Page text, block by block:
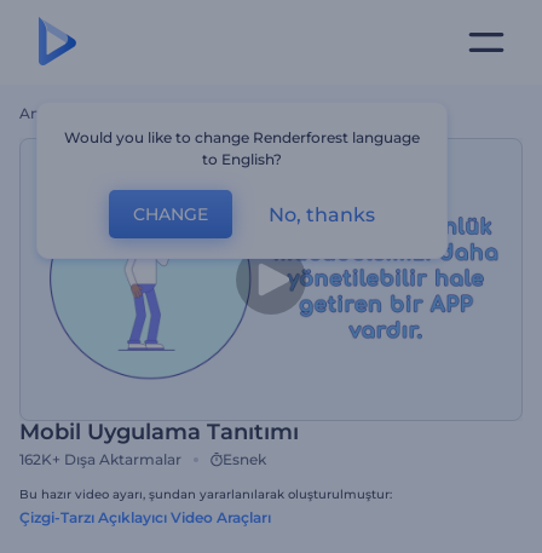
Ana Sayfa
Mobil Uygulama Tanıtımı
162K+ Dışa Aktarmalar Esnek
Bu hazır video ayarı, şundan yararlanılarak oluşturulmuştur:
Çizgi-Tarzı Açıklayıcı Video Araçları
Would you like to change Renderforest language
to English?
CHANGE No, thanks